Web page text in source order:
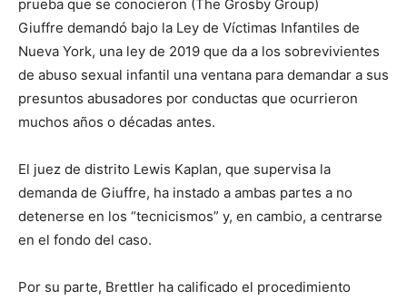
prueba que se conocieron (The Grosby Group)
Giuffre demandó bajo la Ley de Víctimas Infantiles de
Nueva York, una ley de 2019 que da a los sobrevivientes
de abuso sexual infantil una ventana para demandar a sus
presuntos abusadores por conductas que ocurrieron
muchos años o décadas antes.
El juez de distrito Lewis Kaplan, que supervisa la
demanda de Giuffre, ha instado a ambas partes a no
detenerse en los “tecnicismos” y, en cambio, a centrarse
en el fondo del caso.
Por su parte, Brettler ha calificado el procedimiento